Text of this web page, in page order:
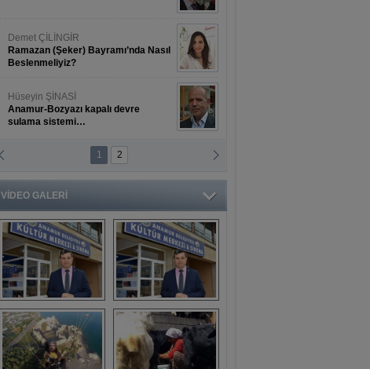
Demet ÇİLİNGİR
Ramazan (Şeker) Bayramı’nda Nasıl
Beslenmeliyiz?
Hüseyin ŞİNASİ
Anamur-Bozyazı kapalı devre
sulama sistemi…
Bünyesinde Bahar Şöleni
1 2
VİDEO GALERİ
Başkan Türe'den
sansür açıklaması
Mahsun
Kırmızıgül’ün
filmine başkan
Mehmet Türe’den
sansür!